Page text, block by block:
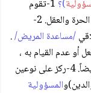
)؟ 1-تقوم
المسؤولية على الشعور والوجدان بالإضافة للإرادة الحرة والعقل. 2-
/مساعدة المريض/.
أو عدم القيام به ،
ولكن الاعتماد ليس على العقل فقط بل والعاطفة أيضاً. 4-ركز على نوعين
المسؤولية